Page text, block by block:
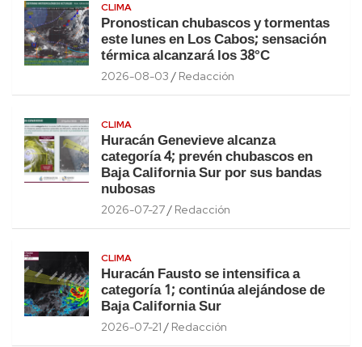
CLIMA
Pronostican chubascos y tormentas
este lunes en Los Cabos; sensación
térmica alcanzará los 38°C
2026-08-03 Redacción
CLIMA
Huracán Genevieve alcanza
categoría 4; prevén chubascos en
Baja California Sur por sus bandas
nubosas
2026-07-27 Redacción
CLIMA
Huracán Fausto se intensifica a
categoría 1; continúa alejándose de
Baja California Sur
2026-07-21 Redacción